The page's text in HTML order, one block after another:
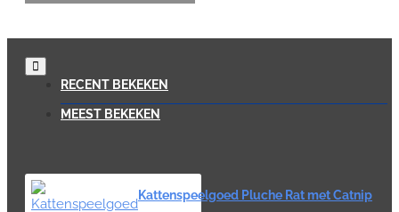
RECENT BEKEKEN
MEEST BEKEKEN
Kattenspeelgoed Pluche Rat met Catnip